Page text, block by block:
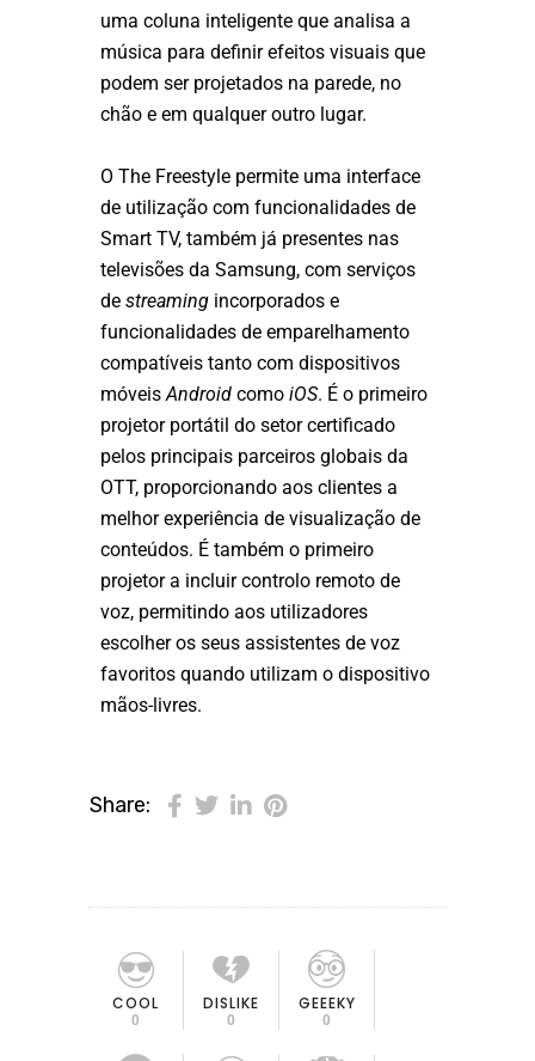
uma coluna inteligente que analisa a
música para definir efeitos visuais que
podem ser projetados na parede, no
chão e em qualquer outro lugar.
O The Freestyle permite uma interface
de utilização com funcionalidades de
Smart TV, também já presentes nas
televisões da Samsung, com serviços
de streaming incorporados e
funcionalidades de emparelhamento
compatíveis tanto com dispositivos
móveis Android como iOS. É o primeiro
projetor portátil do setor certificado
pelos principais parceiros globais da
OTT, proporcionando aos clientes a
melhor experiência de visualização de
conteúdos. É também o primeiro
projetor a incluir controlo remoto de
voz, permitindo aos utilizadores
escolher os seus assistentes de voz
favoritos quando utilizam o dispositivo
mãos-livres.
Share:
COOL
0
DISLIKE
0
GEEEKY
0